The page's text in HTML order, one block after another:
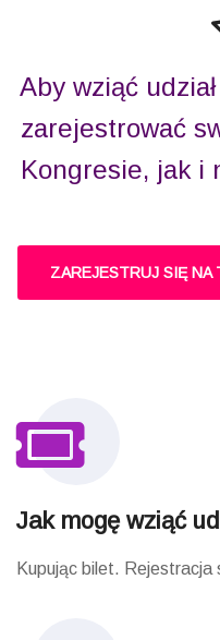
Aby wziąć
zarejestrować
Kongresie, jak i
ZAREJESTRUJ SIĘ NA
Jak mogę wziąć
Kupując bilet.